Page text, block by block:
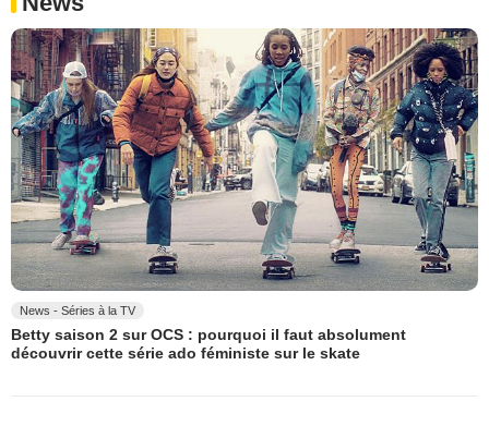
News - Séries à la TV
Betty saison 2 sur OCS : pourquoi il faut absolument
découvrir cette série ado féministe sur le skate